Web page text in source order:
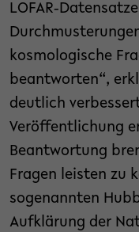
kosmologische
beantworten“,
deutlich
Veröffentlichung
Beantwortung
Fragen leisten zu
sogenannten
Aufklärung der